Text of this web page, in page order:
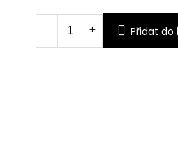
cena:
Přidat do